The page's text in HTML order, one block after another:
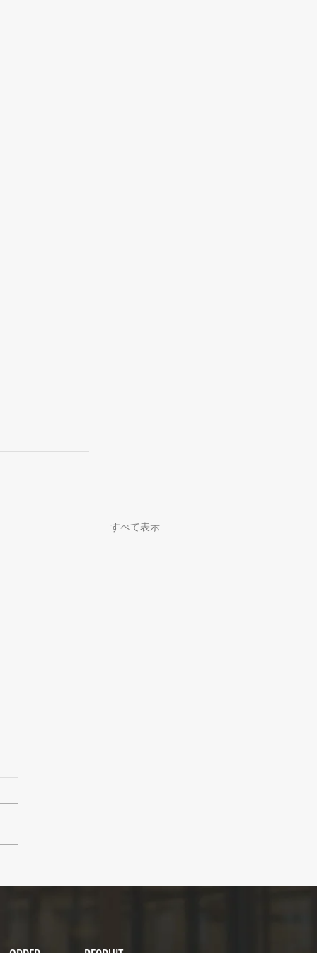
すべて表示
！7月のLUNCH meets